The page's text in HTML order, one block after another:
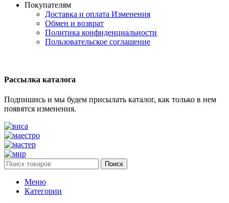
Покупателям
Доставка и оплата Изменения
Обмен и возврат
Политика конфиденциальности
Пользовательское соглашение
Рассылка каталога
Подпишись и мы будем присылать каталог, как только в нем
появятся изменения.
Поиск
Меню
Категории